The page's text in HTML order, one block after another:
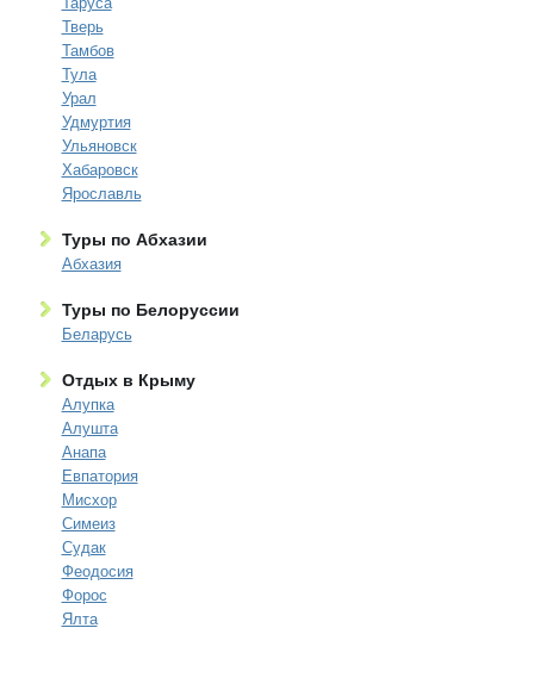
Тверь
Тамбов
Тула
Урал
Удмуртия
Ульяновск
Хабаровск
Ярославль
Туры по Абхазии
Абхазия
Туры по Белоруссии
Беларусь
Отдых в Крыму
Алупка
Алушта
Анапа
Евпатория
Мисхор
Симеиз
Судак
Феодосия
Форос
Ялта